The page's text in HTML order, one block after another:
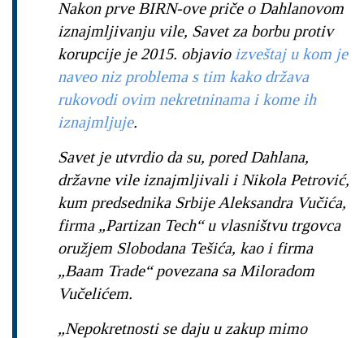
Nakon prve BIRN-ove priče o Dahlanovom
iznajmljivanju vile, Savet za borbu protiv
korupcije je 2015. objavio izveštaj u kom je
naveo niz problema s tim kako država
rukovodi ovim nekretninama i kome ih
iznajmljuje.
Savet je utvrdio da su, pored Dahlana,
državne vile iznajmljivali i Nikola Petrović,
kum predsednika Srbije Aleksandra Vučića,
firma „Partizan Tech“ u vlasništvu trgovca
oružjem Slobodana Tešića, kao i firma
„Baam Trade“ povezana sa Miloradom
Vučelićem.
„Nepokretnosti se daju u zakup mimo